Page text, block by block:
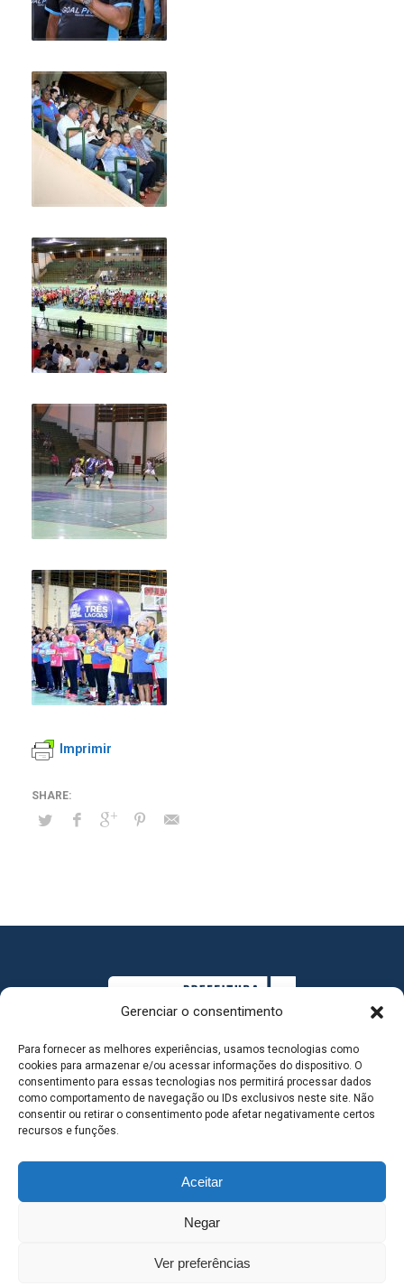
Gerenciar o consentimento
Para fornecer as melhores experiências, usamos tecnologias como
cookies para armazenar e/ou acessar informações do dispositivo. O
consentimento para essas tecnologias nos permitirá processar dados
como comportamento de navegação ou IDs exclusivos neste site. Não
consentir ou retirar o consentimento pode afetar negativamente certos
recursos e funções.
Aceitar
Negar
Ver preferências
Imprimir
MAPA DO SITE
SEDE DO ADMINISTRATIVO MUNICIPAL - Avenida